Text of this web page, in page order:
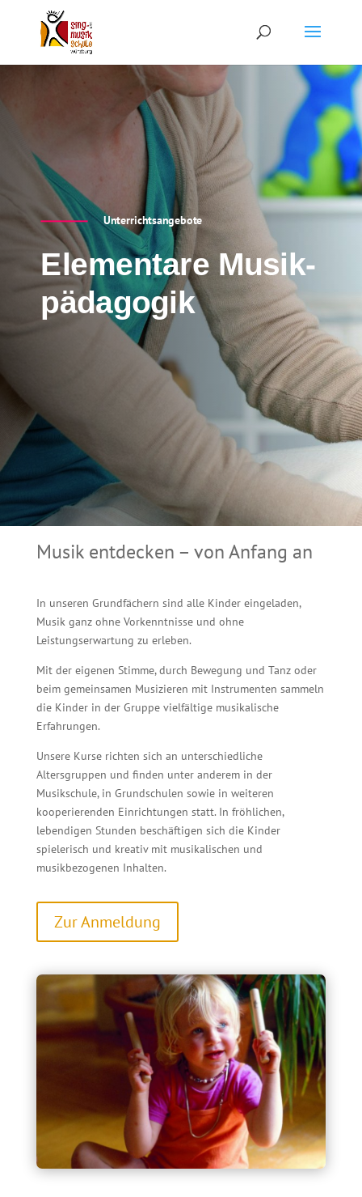
Unterrichtsangebote
Elementare Musik-
pädagogik
Musik entdecken – von Anfang an
In unseren Grundfächern sind alle Kinder eingeladen,
Musik ganz ohne Vorkenntnisse und ohne
Leistungserwartung zu erleben.
Mit der eigenen Stimme, durch Bewegung und Tanz oder
beim gemeinsamen Musizieren mit Instrumenten sammeln
die Kinder in der Gruppe vielfältige musikalische
Erfahrungen.
Unsere Kurse richten sich an unterschiedliche
Altersgruppen und finden unter anderem in der
Musikschule, in Grundschulen sowie in weiteren
kooperierenden Einrichtungen statt. In fröhlichen,
lebendigen Stunden beschäftigen sich die Kinder
spielerisch und kreativ mit musikalischen und
musikbezogenen Inhalten.
Zur Anmeldung